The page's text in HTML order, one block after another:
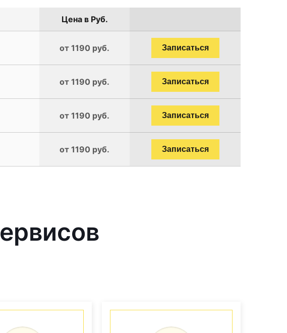
Цена в Руб.
от 1190 руб. Записаться
от 1190 руб. Записаться
от 1190 руб. Записаться
от 1190 руб. Записаться